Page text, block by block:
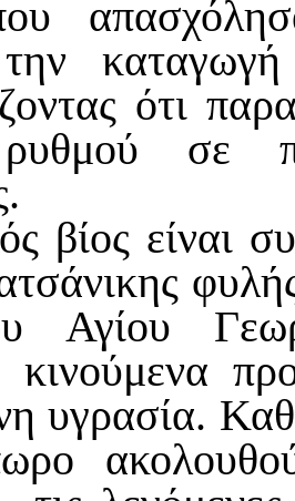
την
ότι
σε
βίος είναι
Αγίου
κινούμενα
υγρασία.